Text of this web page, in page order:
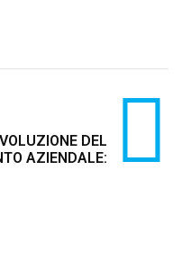
DEL
AZIENDALE: